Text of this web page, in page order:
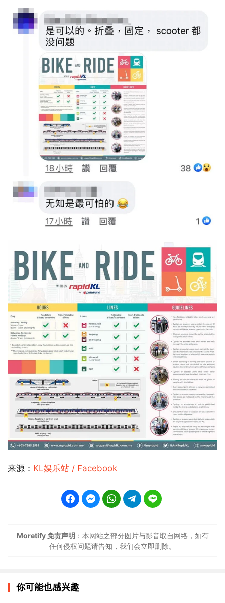
来源： KL娱乐站 / Facebook
Moretify 免责声明 ：本网站之部分图片与影音取自网络，如有
任何侵权问题请告知，我们会立即删除。
你可能也感兴趣